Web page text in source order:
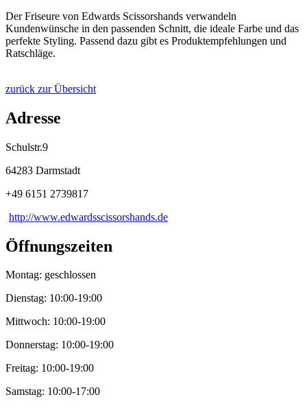
Der Friseure von Edwards Scissorshands verwandeln
Kundenwünsche in den passenden Schnitt, die ideale Farbe und das
perfekte Styling. Passend dazu gibt es Produktempfehlungen und
Ratschläge.
zurück zur Übersicht
Adresse
Schulstr.9
64283 Darmstadt
+49 6151 2739817
http://www.edwardsscissorshands.de
Öffnungszeiten
Montag: geschlossen
Dienstag: 10:00-19:00
Mittwoch: 10:00-19:00
Donnerstag: 10:00-19:00
Freitag: 10:00-19:00
Samstag: 10:00-17:00